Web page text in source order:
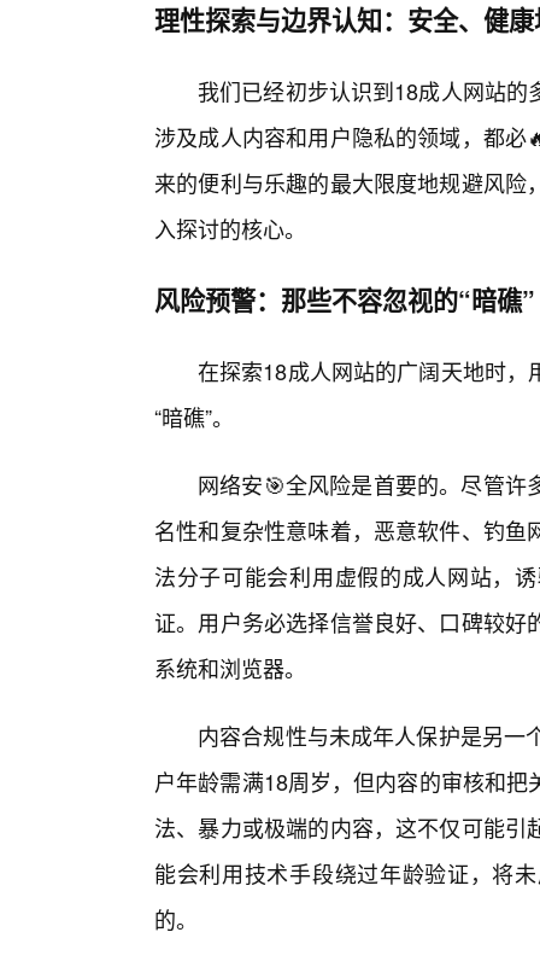
理性探索与边界认知：安全、健
我们已经初步认识到18成人网站
涉及成人内容和用户隐私的领域，都
来的便利与乐趣的最大限度地规避风
入探讨的核心。
风险预警：那些不容忽视的“暗礁”
在探索18成人网站的广阔天地时
“暗礁”。
网络安🎯全风险是首要的。尽管
名性和复杂性意味着，恶意软件、钓
法分子可能会利用虚假的成人网站，
证。用户务必选择信誉良好、口碑较
系统和浏览器。
内容合规性与未成年人保护是另一
户年龄需满18周岁，但内容的审核和
法、暴力或极端的内容，这不仅可能
能会利用技术手段绕过年龄验证，将
的。